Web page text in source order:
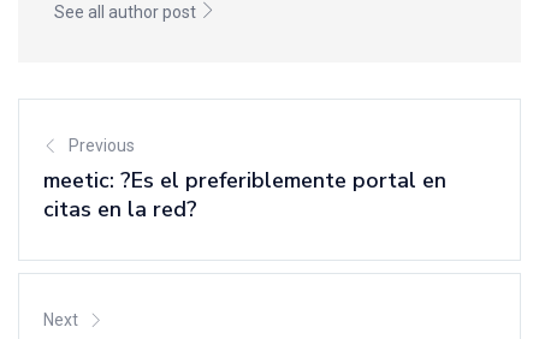
See all author post
Previous
meetic: ?Es el preferiblemente portal en
citas en la red?
Next